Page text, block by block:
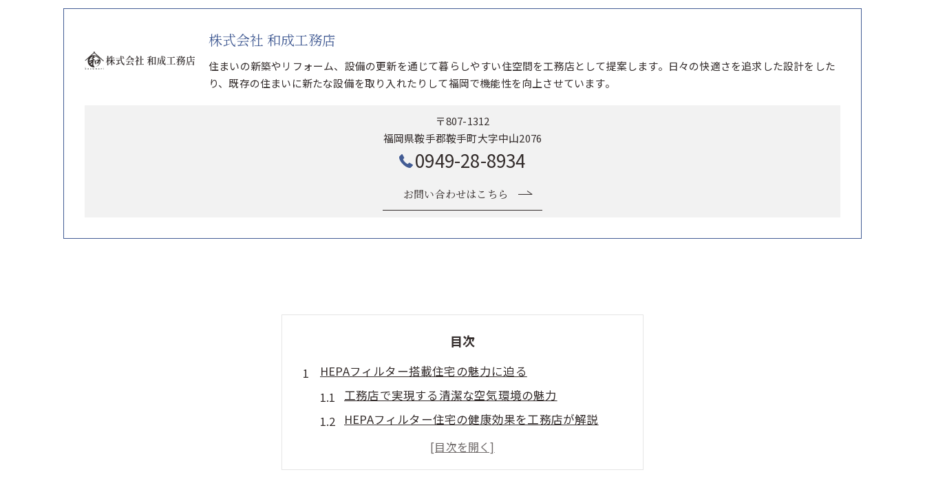
株式会社 和成工務店
住まいの新築やリフォーム、設備の更新を通じて暮らしやすい住空間を工務店として提案します。日々の快適さを追求した設計をした
り、既存の住まいに新たな設備を取り入れたりして福岡で機能性を向上させています。
〒807-1312
福岡県鞍手郡鞍手町大字中山2076
0949-28-8934
お問い合わせはこちら
目次
HEPAフィルター搭載住宅の魅力に迫る
工務店で実現する清潔な空気環境の魅力
HEPAフィルター住宅の健康効果を工務店が解説
工務店が提案する快適な住まいの新基準とは
HEPAフィルター導入で叶う工務店住宅の安心感